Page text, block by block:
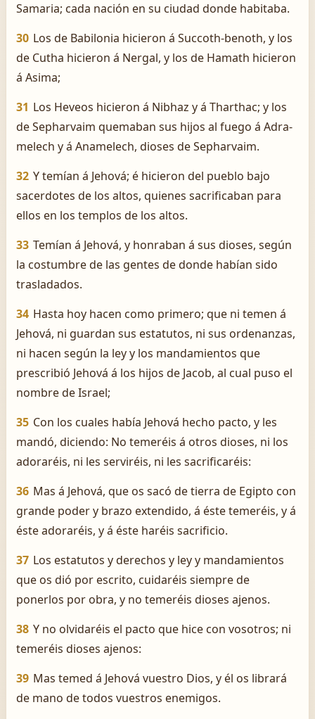
Samaria; cada nación en su ciudad donde habitaba.
30 Los de Babilonia hicieron á Succoth-benoth, y los
de Cutha hicieron á Nergal, y los de Hamath hicieron
á Asima;
31 Los Heveos hicieron á Nibhaz y á Tharthac; y los
de Sepharvaim quemaban sus hijos al fuego á Adra-
melech y á Anamelech, dioses de Sepharvaim.
32 Y temían á Jehová; é hicieron del pueblo bajo
sacerdotes de los altos, quienes sacrificaban para
ellos en los templos de los altos.
33 Temían á Jehová, y honraban á sus dioses, según
la costumbre de las gentes de donde habían sido
trasladados.
34 Hasta hoy hacen como primero; que ni temen á
Jehová, ni guardan sus estatutos, ni sus ordenanzas,
ni hacen según la ley y los mandamientos que
prescribió Jehová á los hijos de Jacob, al cual puso el
nombre de Israel;
35 Con los cuales había Jehová hecho pacto, y les
mandó, diciendo: No temeréis á otros dioses, ni los
adoraréis, ni les serviréis, ni les sacrificaréis:
36 Mas á Jehová, que os sacó de tierra de Egipto con
grande poder y brazo extendido, á éste temeréis, y á
éste adoraréis, y á éste haréis sacrificio.
37 Los estatutos y derechos y ley y mandamientos
que os dió por escrito, cuidaréis siempre de
ponerlos por obra, y no temeréis dioses ajenos.
38 Y no olvidaréis el pacto que hice con vosotros; ni
temeréis dioses ajenos:
39 Mas temed á Jehová vuestro Dios, y él os librará
de mano de todos vuestros enemigos.